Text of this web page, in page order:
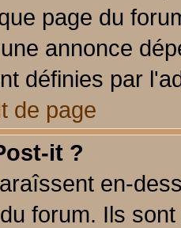
page du
annonce
définies par
de page
it ?
en-
forum. Ils